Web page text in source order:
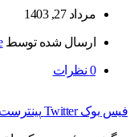
مرداد 27, 1403
ارسال شده توسط
0 نظرات
فیس بوک Twitter پینترست